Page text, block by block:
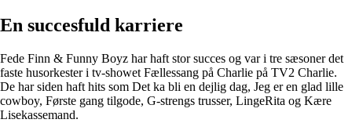
En succesfuld karriere
Fede Finn & Funny Boyz har haft stor succes og var i tre sæsoner det
faste husorkester i tv-showet Fællessang på Charlie på TV2 Charlie.
De har siden haft hits som Det ka bli en dejlig dag, Jeg er en glad lille
cowboy, Første gang tilgode, G-strengs trusser, LingeRita og Kære
Lisekassemand.